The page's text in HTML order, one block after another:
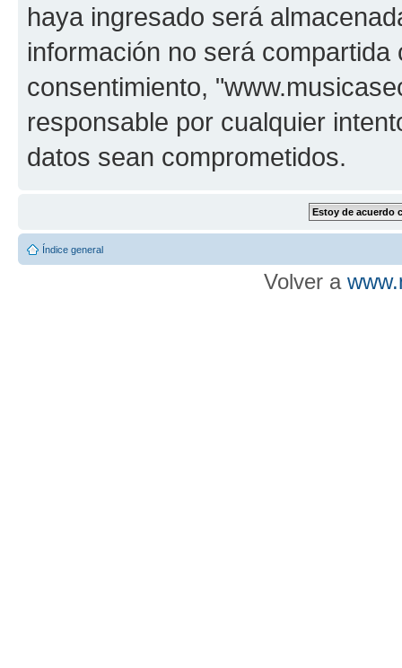
haya ingresado será
información no será
consentimiento,
responsable por cualquier
datos sean comprometidos.
Índice general
Volver a